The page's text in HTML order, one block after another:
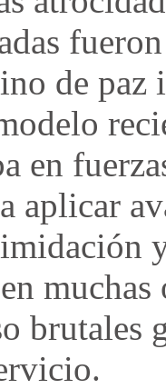
de paz
en
aplicar
brutales